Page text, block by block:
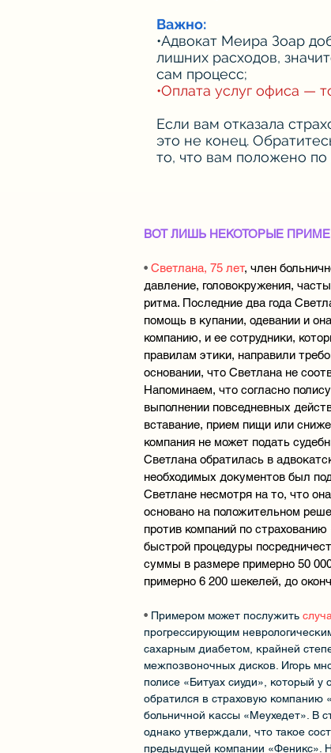
Важно:
•Адвокат Меира Зоар
лишних расходов,
сам процесс;
•Оплата услуг офиса —
Если вам отказала
это не конец.
то, что вам положено по
ВОТ ЛИШЬ НЕКОТОРЫЕ
• Светлана, 75 лет, член
давление, головокружения,
ритма. Последние два года
помощь в купании, одевании и
компанию, и ее сотрудники,
правилам этики, направили
основании, что Светлана не
Напоминаем, что согласно
выполнении повседневных
вставание, прием пищи или
компания не может подать
Светлана обратилась в
необходимых документов был
Светлане несмотря на то, что
основано на положительном
против компаний по
быстрой процедуры
суммы в размере примерно 50
примерно 6 200 шекелей, до
• Примером может послужить
прогрессирующим
сахарным диабетом, крайней
межпозвоночных дисков. Игорь
полисе «Битуах сиуди», который
обратился в страховую компанию
больничной кассы «Меухедет». В
однако утверждали, что такое
предыдущей компании «Феникс».